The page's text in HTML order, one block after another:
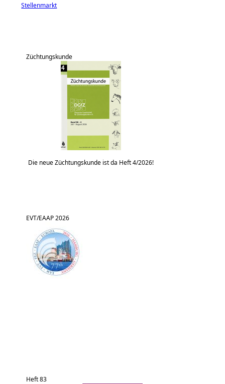
Stellenmarkt
Züchtungskunde
Die neue Züchtungskunde ist da Heft 4/2026!
EVT/EAAP 2026
Heft 83